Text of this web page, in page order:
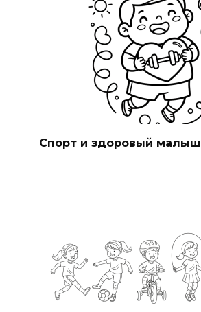
Спорт и здоровый малыш